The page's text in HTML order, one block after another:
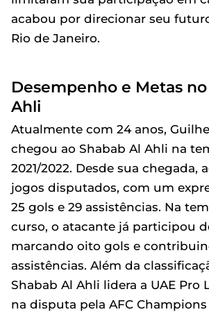
acabou por direcionar seu
Rio de Janeiro.
Desempenho e Metas
Ahli
Atualmente com 24 anos,
chegou ao Shabab Al Ahli na
2021/2022. Desde sua chegada,
jogos disputados, com um
25 gols e 29 assistências. Na
curso, o atacante já participou
marcando oito gols e
assistências. Além da
Shabab Al Ahli lidera a UAE Pro
na disputa pela AFC Champions